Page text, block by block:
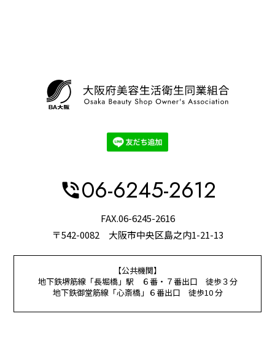
phone_in_talk06-6245-2612
FAX.06-6245-2616
〒542-0082 大阪市中央区島之内1-21-13
【公共機関】
地下鉄堺筋線「長堀橋」駅 ６番・７番出口 徒歩３分
地下鉄御堂筋線「心斎橋」６番出口 徒歩10 分